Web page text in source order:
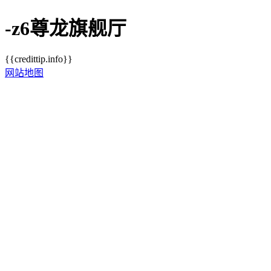
-z6尊龙旗舰厅
{{credittip.info}}
网站地图